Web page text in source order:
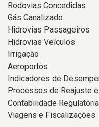
Rodovias Concedidas
Gás Canalizado
Hidrovias Passageiros
Hidrovias Veículos
Irrigação
Aeroportos
Indicadores de
Processos de Reajuste
Contabilidade Regulatória
Viagens e Fiscalizações